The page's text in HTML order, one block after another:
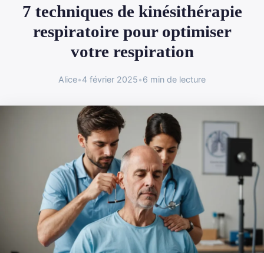
7 techniques de kinésithérapie
respiratoire pour optimiser
votre respiration
Alice•4 février 2025•6 min de lecture